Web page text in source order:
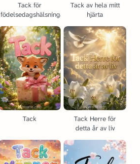
Tack för
födelsedagshälsningarna!
Tack av hela mitt
hjärta
Tack
Tack Herre för
detta år av liv